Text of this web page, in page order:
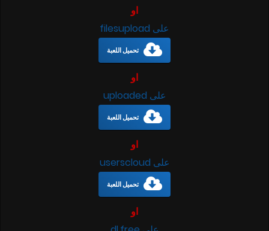
او
على filesupload
تحميل اللعبة
او
على uploaded
تحميل اللعبة
او
على userscloud
تحميل اللعبة
او